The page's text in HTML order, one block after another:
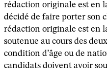
rédaction originale est en
décidé de faire porter son
rédaction originale est en
soutenue au cours des
condition d’âge ou de
candidats doivent avoir